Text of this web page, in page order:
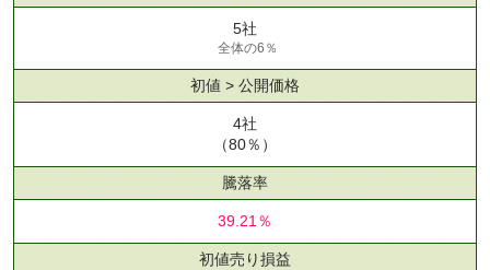
5社
全体の6％
初値 > 公開価格
4社
（80％）
騰落率
39.21％
初値売り損益